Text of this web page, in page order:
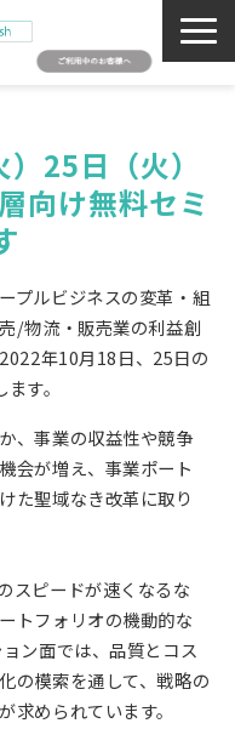
25日（火）
向け無料セミ
プルビジネスの変革・組
/物流・販売業の利益創
年10月18日、25日の
す。
、事業の収益性や競争
会が増え、事業ポート
た聖域なき改革に取り
スピードが速くなるな
トフォリオの機動的な
ン面では、品質とコス
の模索を通して、戦略の
求められています。